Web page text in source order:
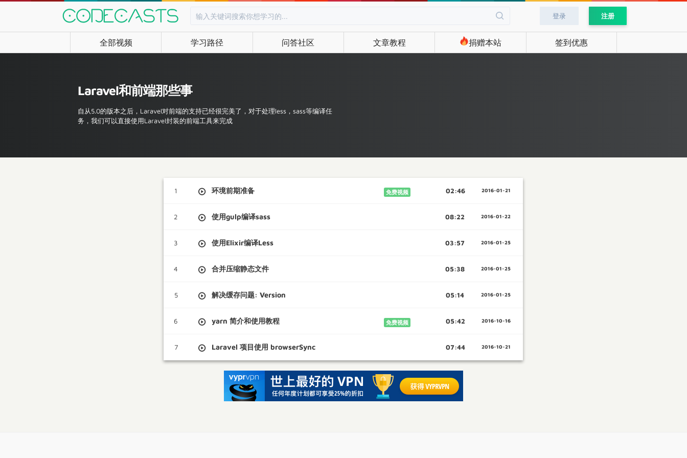
登录 注册
全部视频 学习路径 问答社区 文章教程 捐赠本站 签到优惠
Laravel和前端那些事
自从5.0的版本之后，Laravel对前端的支持已经很完美了，对于处理less，sass等编译任
务，我们可以直接使用Laravel封装的前端工具来完成
1 环境前期准备 免费视频 02:46 2016-01-21
2 使用gulp编译sass 08:22 2016-01-22
3 使用Elixir编译Less 03:57 2016-01-25
4 合并压缩静态文件 05:38 2016-01-25
5 解决缓存问题: Version 05:14 2016-01-25
6 yarn 简介和使用教程 免费视频 05:42 2016-10-16
7 Laravel 项目使用 browserSync 07:44 2016-10-21